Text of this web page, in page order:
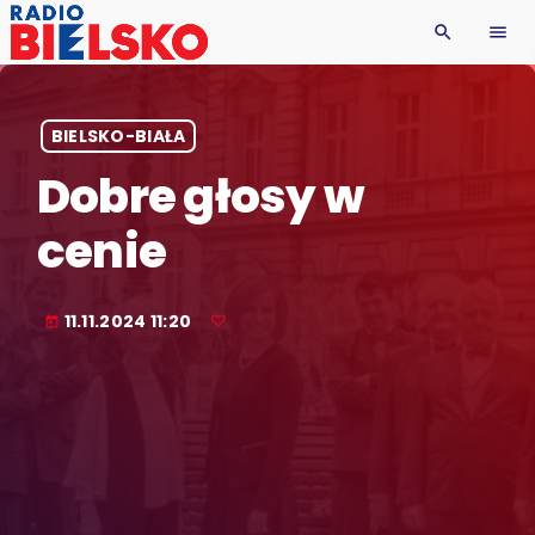
search menu
BIELSKO-BIAŁA
Dobre głosy w
cenie
today 11.11.2024 11:20